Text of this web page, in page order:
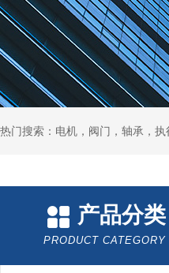
热门搜索：电机，阀门，轴承，
产品分类
PRODUCT CATEGORY